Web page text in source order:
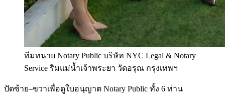
ทีมทนาย Notary Public บริษัท NYC Legal & Notary
Service ริมแม่น้ำเจ้าพระยา วัดอรุณ กรุงเทพฯ
ปัดซ้าย–ขวาเพื่อดูใบอนุญาต Notary Public ทั้ง 6 ท่าน